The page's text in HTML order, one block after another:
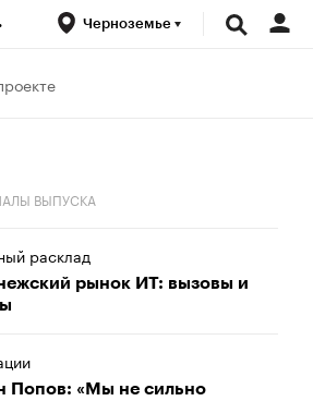
Черноземье
ВЫПУСКА
расклад
рынок ИТ: вызовы и
Попов: «Мы не сильно